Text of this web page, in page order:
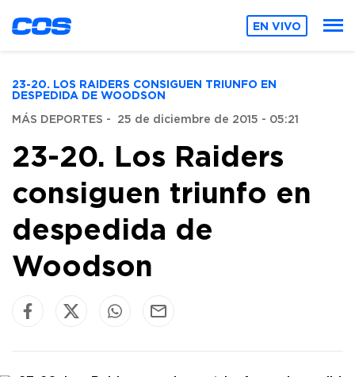
EN VIVO
23-20. LOS RAIDERS CONSIGUEN TRIUNFO EN
DESPEDIDA DE WOODSON
MÁS DEPORTES - 25 de diciembre de 2015 - 05:21
23-20. Los Raiders
consiguen triunfo en
despedida de
Woodson